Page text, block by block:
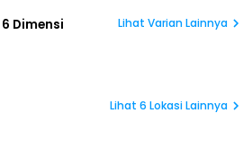
6 Dimensi Lihat Varian Lainnya
Lihat 6 Lokasi Lainnya